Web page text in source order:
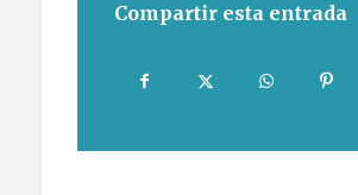
Compartir esta entrada